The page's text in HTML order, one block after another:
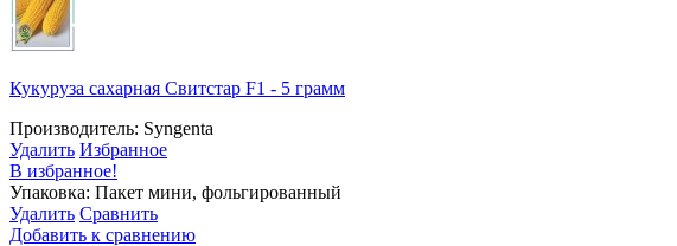
Кукуруза сахарная Свитстар F1 - 5 грамм
Производитель: Syngenta
Удалить Избранное
В избранное!
Упаковка: Пакет мини, фольгированный
Удалить Сравнить
Добавить к сравнению